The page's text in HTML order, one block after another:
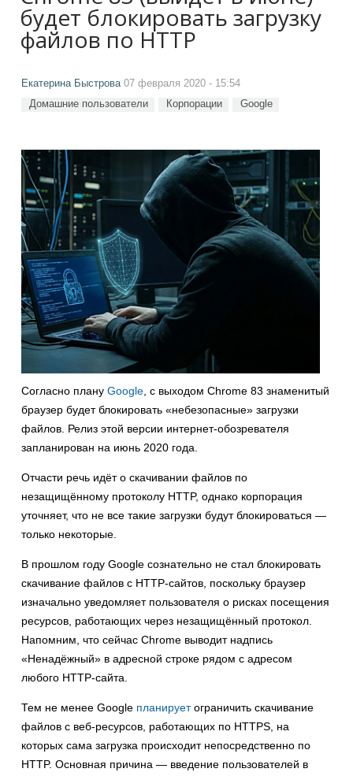
будет блокировать загрузку
файлов по HTTP
Екатерина Быстрова07 февраля 2020 - 15:54
Домашние пользователи Корпорации Google
Согласно плану Google, с выходом Chrome 83 знаменитый
браузер будет блокировать «небезопасные» загрузки
файлов. Релиз этой версии интернет-обозревателя
запланирован на июнь 2020 года.
Отчасти речь идёт о скачивании файлов по
незащищённому протоколу HTTP, однако корпорация
уточняет, что не все такие загрузки будут блокироваться —
только некоторые.
В прошлом году Google сознательно не стал блокировать
скачивание файлов с HTTP-сайтов, поскольку браузер
изначально уведомляет пользователя о рисках посещения
ресурсов, работающих через незащищённый протокол.
Напомним, что сейчас Chrome выводит надпись
«Ненадёжный» в адресной строке рядом с адресом
любого HTTP-сайта.
Тем не менее Google планируетограничить скачивание
файлов с веб-ресурсов, работающих по HTTPS, на
которых сама загрузка происходит непосредственно по
HTTP. Основная причина — введение пользователей в